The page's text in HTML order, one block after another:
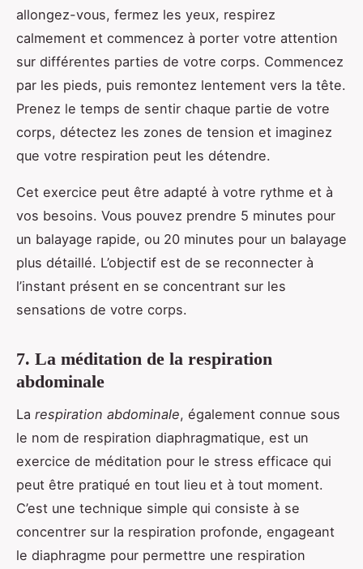
allongez-vous, fermez les yeux, respirez
calmement et commencez à porter votre attention
sur différentes parties de votre corps. Commencez
par les pieds, puis remontez lentement vers la tête.
Prenez le temps de sentir chaque partie de votre
corps, détectez les zones de tension et imaginez
que votre respiration peut les détendre.
Cet exercice peut être adapté à votre rythme et à
vos besoins. Vous pouvez prendre 5 minutes pour
un balayage rapide, ou 20 minutes pour un balayage
plus détaillé. L’objectif est de se reconnecter à
l’instant présent en se concentrant sur les
sensations de votre corps.
7. La méditation de la respiration
abdominale
La respiration abdominale, également connue sous
le nom de respiration diaphragmatique, est un
exercice de méditation pour le stress efficace qui
peut être pratiqué en tout lieu et à tout moment.
C’est une technique simple qui consiste à se
concentrer sur la respiration profonde, engageant
le diaphragme pour permettre une respiration